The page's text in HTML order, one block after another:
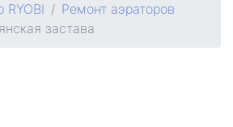
RYOBI
Ремонт аэраторов
застава